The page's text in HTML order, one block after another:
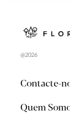
@2026
Contacte-
Quem